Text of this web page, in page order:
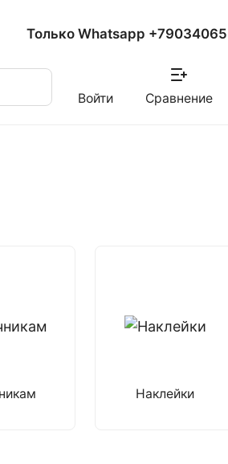
Только Whatsapp
Войти Сравнение
Наклейки